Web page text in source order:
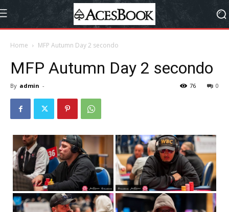
Home MFP Autumn Day 2 secondo
MFP Autumn Day 2 secondo
By admin - 0
76